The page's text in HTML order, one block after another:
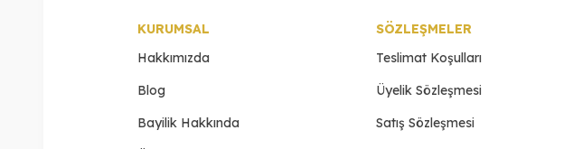
KURUMSAL
Hakkımızda
Blog
Bayilik Hakkında
SÖZLEŞMELER
Teslimat Koşulları
Üyelik Sözleşmesi
Satış Sözleşmesi